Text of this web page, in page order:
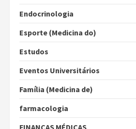
Endocrinologia
Esporte (Medicina do)
Estudos
Eventos Universitários
Família (Medicina de)
farmacologia